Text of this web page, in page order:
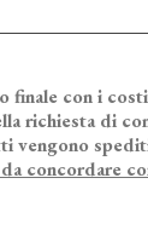
finale con i
richiesta di
vengono
concordare